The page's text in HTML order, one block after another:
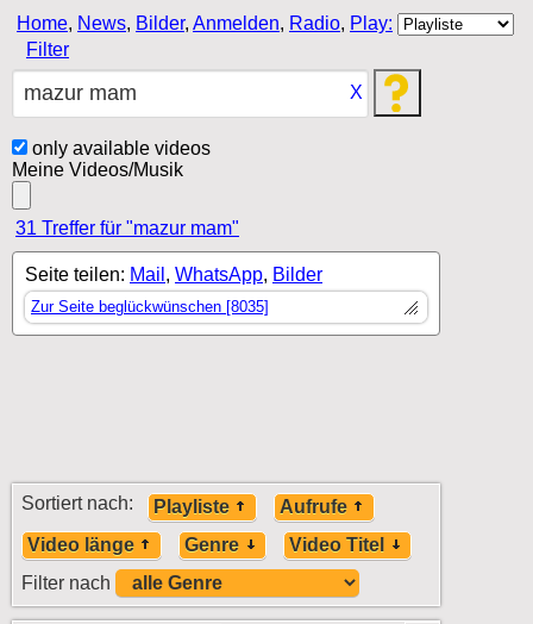
Home, News, Bilder, Anmelden, Radio, Play:
Filter
X
only available videos
Meine Videos/Musik
31 Treffer für "mazur mam"
Seite teilen: Mail , WhatsApp, Bilder
Zur Seite beglückwünschen [8035]
Sortiert nach: Playliste
Aufrufe
Video länge
Genre
Video Titel
Filter nach